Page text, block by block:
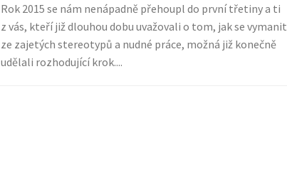
Rok 2015 se nám nenápadně přehoupl do první třetiny a ti
z vás, kteří již dlouhou dobu uvažovali o tom, jak se vymanit
ze zajetých stereotypů a nudné práce, možná již konečně
udělali rozhodující krok....